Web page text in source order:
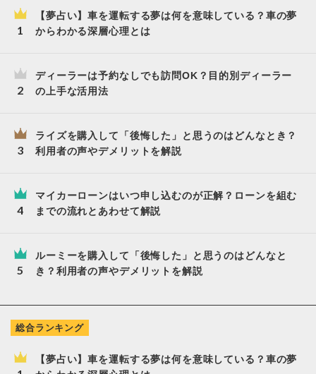
【夢占い】車を運転する夢は何を意味している？車の夢
からわかる深層心理とは
ディーラーは予約なしでも訪問OK？目的別ディーラー
の上手な活用法
ライズを購入して「後悔した」と思うのはどんなとき？
利用者の声やデメリットを解説
マイカーローンはいつ申し込むのが正解？ローンを組む
までの流れとあわせて解説
ルーミーを購入して「後悔した」と思うのはどんなと
き？利用者の声やデメリットを解説
総合ランキング
【夢占い】車を運転する夢は何を意味している？車の夢